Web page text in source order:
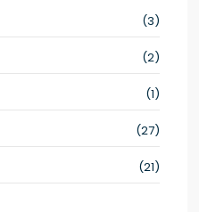
(3)
(2)
(1)
(27)
(21)